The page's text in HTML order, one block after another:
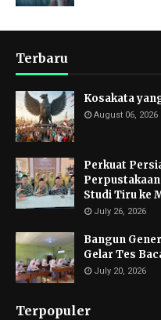
Terbaru
Kosakata
August 06, 2026
Perkuat
Perpustakaan
Studi Tiru ke
July 26, 2026
Bangun
Gelar Tes
July 20, 2026
Terpopuler